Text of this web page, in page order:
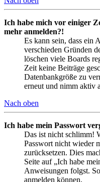
Ich habe mich vor einiger
mehr anmelden?!
Es kann sein, dass ein
verschieden Gründen
löschen viele Boards
Zeit keine Beiträge
Datenbankgröße zu
erneut und nimm aktiv
Nach oben
Ich habe mein Passwort
Das ist nicht schlimm!
Passwort nicht wieder
zurücksetzen. Dies
Seite auf „Ich habe
Anweisungen folgst.
anmelden können.